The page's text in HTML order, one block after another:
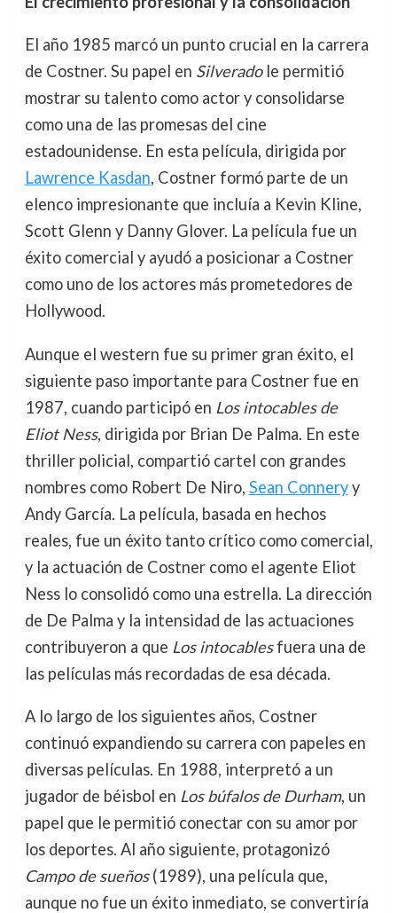
El año 1985 marcó un punto crucial en la carrera
de Costner. Su papel en Silveradole permitió
mostrar su talento como actor y consolidarse
como una de las promesas del cine
estadounidense. En esta película, dirigida por
Lawrence Kasdan, Costner formó parte de un
elenco impresionante que incluía a Kevin Kline,
Scott Glenn y Danny Glover. La película fue un
éxito comercial y ayudó a posicionar a Costner
como uno de los actores más prometedores de
Hollywood.
Aunque el western fue su primer gran éxito, el
siguiente paso importante para Costner fue en
1987, cuando participó en Los intocables de
Eliot Ness, dirigida por Brian De Palma. En este
thriller policial, compartió cartel con grandes
nombres como Robert De Niro, Sean Conneryy
Andy García. La película, basada en hechos
reales, fue un éxito tanto crítico como comercial,
y la actuación de Costner como el agente Eliot
Ness lo consolidó como una estrella. La dirección
de De Palma y la intensidad de las actuaciones
contribuyeron a que Los intocablesfuera una de
las películas más recordadas de esa década.
A lo largo de los siguientes años, Costner
continuó expandiendo su carrera con papeles en
diversas películas. En 1988, interpretó a un
jugador de béisbol en Los búfalos de Durham, un
papel que le permitió conectar con su amor por
los deportes. Al año siguiente, protagonizó
Campo de sueños(1989), una película que,
aunque no fue un éxito inmediato, se convertiría